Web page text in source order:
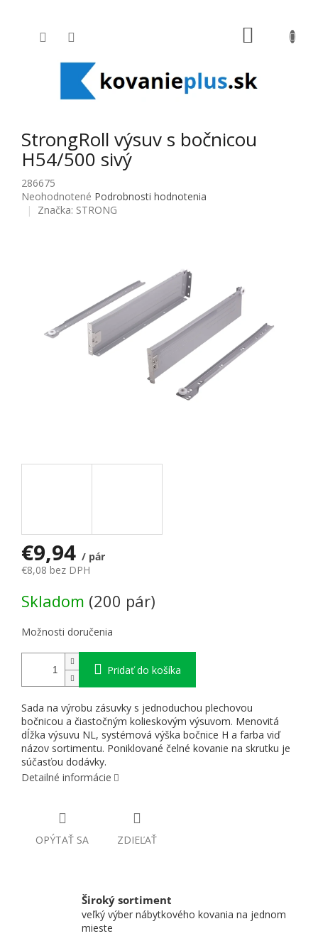
StrongRoll výsuv s bočnicou
H54/500 sivý
286675
Priemerné hodnotenie produktu je 0,0 z 5 hviezdičiek.
Neohodnotené Podrobnosti hodnotenia
Značka: STRONG
€9,94 / pár
€8,08 bez DPH
Skladom (200 pár)
Možnosti doručenia
Pridať do košíka
Sada na výrobu zásuvky s jednoduchou plechovou
bočnicou a čiastočným kolieskovým výsuvom. Menovitá
dĺžka výsuvu NL, systémová výška bočnice H a farba viď
názov sortimentu. Poniklované čelné kovanie na skrutku je
súčasťou dodávky.
Detailné informácie
OPÝTAŤ SA ZDIEĽAŤ
Široký sortiment
veľký výber nábytkového kovania na jednom
mieste